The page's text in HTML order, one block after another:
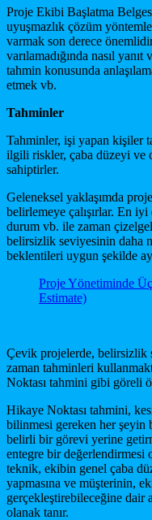
Proje Ekibi Başlatma
uyuşmazlık çözüm
varmak son derece
varılamadığında nasıl
tahmin konusunda
etmek vb.
Tahminler
Tahminler, işi yapan kişiler
ilgili riskler, çaba düzeyi ve
sahiptirler.
Geleneksel yaklaşımda
belirlemeye çalışırlar. En
durum vb. ile zaman
belirsizlik seviyesinin daha
beklentileri uygun şekilde
Proje Yönetiminde
Estimate)
Çevik projelerde, belirsizlik
zaman tahminleri
Noktası tahmini gibi göreli
Hikaye Noktası tahmini,
bilinmesi gereken her şeyin
belirli bir görevi yerine
entegre bir değerlendirmesi
teknik, ekibin genel çaba
yapmasına ve müşterinin,
gerçekleştirebileceğine dair
olanak tanır.